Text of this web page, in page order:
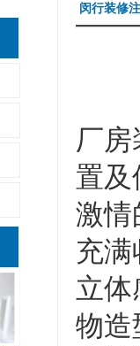
闵行装修
厂
置及
激情
充
立
物造